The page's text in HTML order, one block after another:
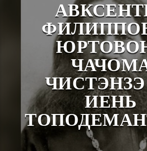
ЧИСТЭНЗЭ
ИЕНЬ